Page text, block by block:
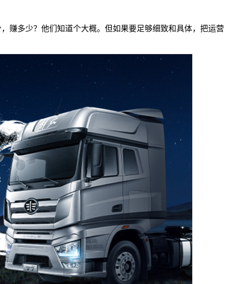
赚多少？他们知道个大概。但如果要足够细致和具体，把运营